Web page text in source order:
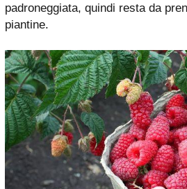
padroneggiata, quindi resta da
piantine.